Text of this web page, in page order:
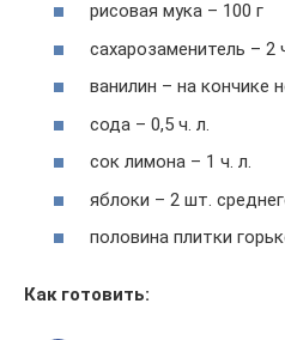
рисовая мука – 100 г
сахарозаменитель – 2
ванилин – на кончике
сода – 0,5 ч. л.
сок лимона – 1 ч. л.
яблоки – 2 шт.
половина плитки
Как готовить: